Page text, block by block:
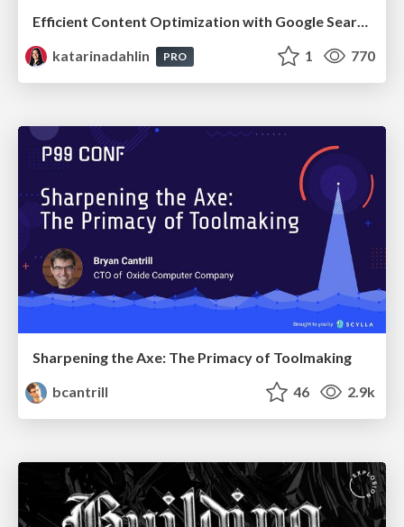
Efficient Content Optimization with Google Search Console & Apps Script
katarinadahlin
PRO 1 770
Sharpening the Axe: The Primacy of Toolmaking
bcantrill
46 2.9k